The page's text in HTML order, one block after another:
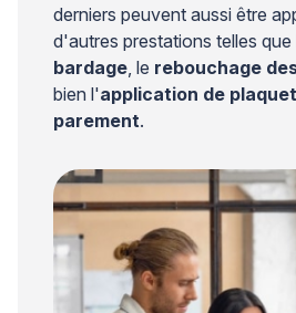
derniers peuvent aussi être
d'autres prestations telles que
bardage , le rebouchage
bien l'application de
parement.